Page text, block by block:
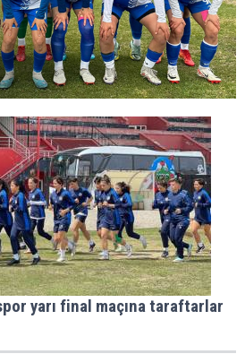
yarı final maçına taraftarlar